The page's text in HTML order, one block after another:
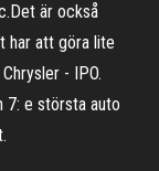
är också
har att göra lite
- IPO.
7: e största auto